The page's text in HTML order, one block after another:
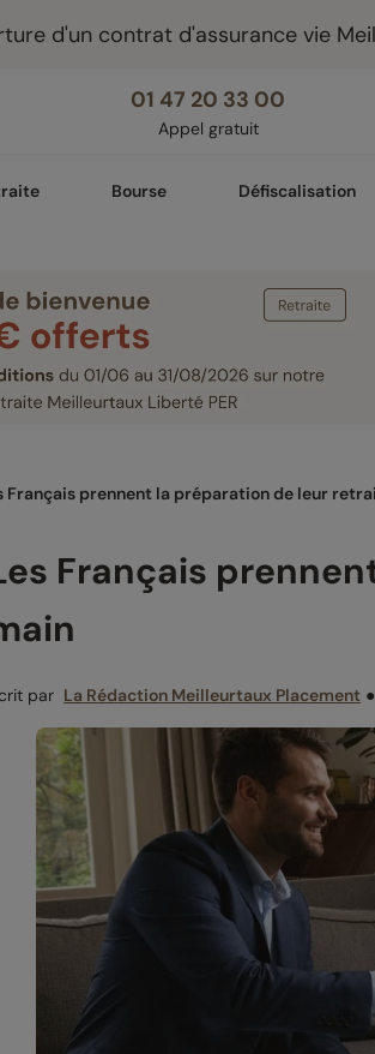
d'un contrat d'assurance vie
01 47 20 33 00
Appel gratuit
Bourse Défiscalisation
Français prennent la préparation de leur
Français
par La Rédaction Meilleurtaux Placement ●